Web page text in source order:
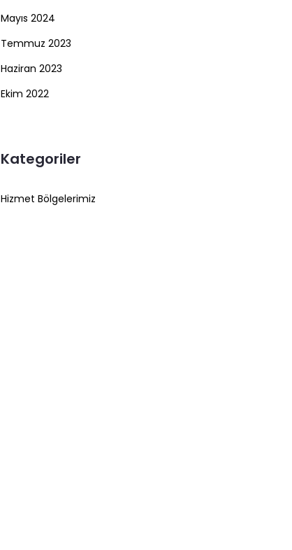
Mayıs 2024
Temmuz 2023
Haziran 2023
Ekim 2022
Kategoriler
Hizmet Bölgelerimiz